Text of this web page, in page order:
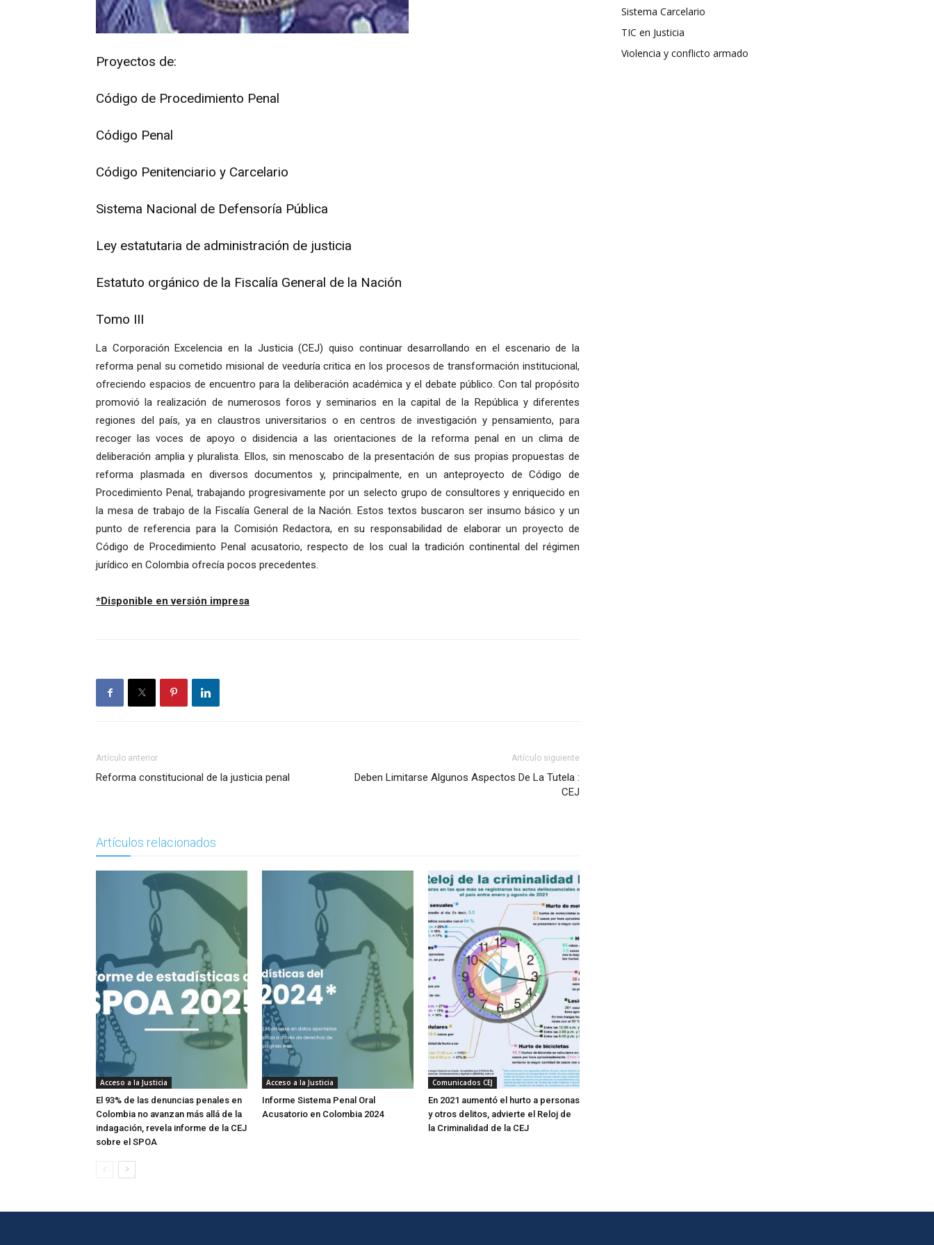
Proyectos de:
Código de Procedimiento Penal
Código Penal
Código Penitenciario y Carcelario
Sistema Nacional de Defensoría Pública
Ley estatutaria de administración de justicia
Estatuto orgánico de la Fiscalía General de la Nación
Tomo III
La Corporación Excelencia en la Justicia (CEJ) quiso continuar desarrollando en el escenario de la
reforma penal su cometido misional de veeduría critica en los procesos de transformación institucional,
ofreciendo espacios de encuentro para la deliberación académica y el debate público. Con tal propósito
promovió la realización de numerosos foros y seminarios en la capital de la República y diferentes
regiones del país, ya en claustros universitarios o en centros de investigación y pensamiento, para
recoger las voces de apoyo o disidencia a las orientaciones de la reforma penal en un clima de
deliberación amplia y pluralista. Ellos, sin menoscabo de la presentación de sus propias propuestas de
reforma plasmada en diversos documentos y, principalmente, en un anteproyecto de Código de
Procedimiento Penal, trabajando progresivamente por un selecto grupo de consultores y enriquecido en
la mesa de trabajo de la Fiscalía General de la Nación. Estos textos buscaron ser insumo básico y un
punto de referencia para la Comisión Redactora, en su responsabilidad de elaborar un proyecto de
Código de Procedimiento Penal acusatorio, respecto de los cual la tradición continental del régimen
jurídico en Colombia ofrecía pocos precedentes.
*Disponible en versión impresa
Artículo anterior
Reforma constitucional de la justicia penal
Artículo siguiente
Deben Limitarse Algunos Aspectos De La Tutela :
CEJ
Artículos relacionados
Acceso a la Justicia
El 93% de las denuncias penales en
Colombia no avanzan más allá de la
indagación, revela informe de la CEJ
sobre el SPOA
Acceso a la Justicia
Informe Sistema Penal Oral
Acusatorio en Colombia 2024
Comunicados CEJ
En 2021 aumentó el hurto a personas
y otros delitos, advierte el Reloj de
la Criminalidad de la CEJ
Sistema Carcelario
TIC en Justicia
Violencia y conflicto armado